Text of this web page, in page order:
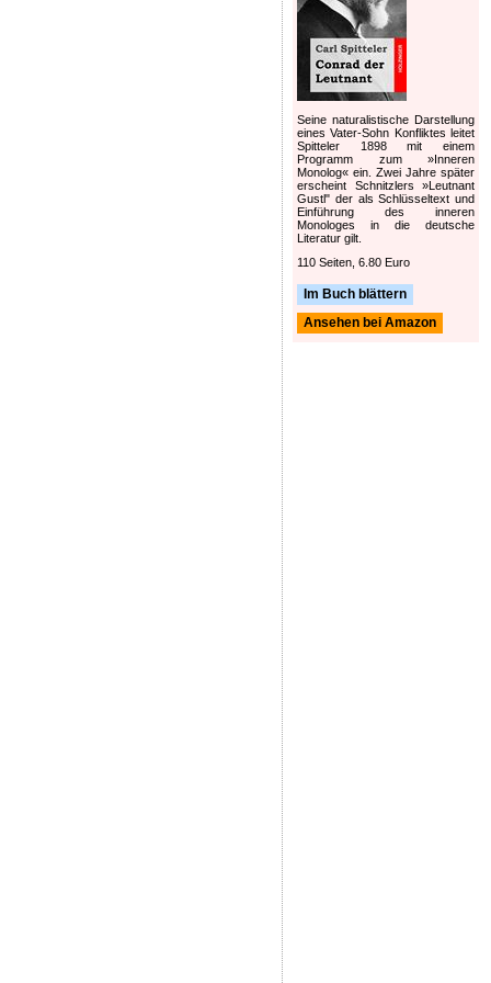
Seine naturalistische Darstellung
eines Vater-Sohn Konfliktes leitet
Spitteler 1898 mit einem
Programm zum »Inneren
Monolog« ein. Zwei Jahre später
erscheint Schnitzlers »Leutnant
Gustl" der als Schlüsseltext und
Einführung des inneren
Monologes in die deutsche
Literatur gilt.
110 Seiten, 6.80 Euro
Im Buch blättern
Ansehen bei Amazon